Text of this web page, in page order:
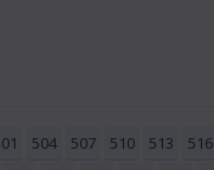
504 507 510 513 516